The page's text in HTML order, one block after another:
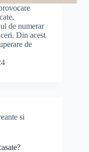
de numerar
Din acest
de
si